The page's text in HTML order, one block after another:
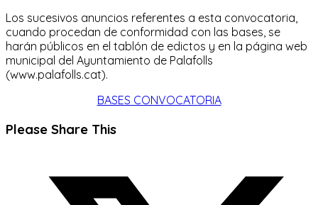
Los sucesivos anuncios referentes a esta convocatoria,
cuando procedan de conformidad con las bases, se
harán públicos en el tablón de edictos y en la página web
municipal del Ayuntamiento de Palafolls
(www.palafolls.cat).
BASES CONVOCATORIA
Please Share ThisCompartir